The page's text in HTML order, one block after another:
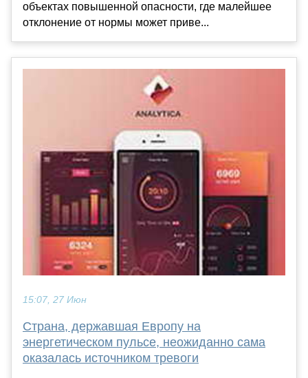
объектах повышенной опасности, где малейшее
отклонение от нормы может приве...
15:07, 27 Июн
Страна, державшая Европу на
энергетическом пульсе, неожиданно сама
оказалась источником тревоги